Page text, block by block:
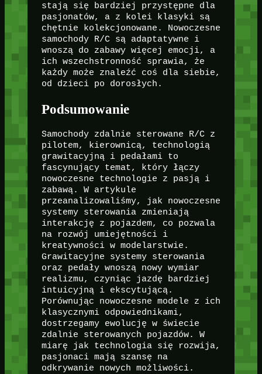
stają się bardziej przystępne dla
pasjonatów, a z kolei klasyki są
chętnie kolekcjonowane. Nowoczesne
samochody R/C są adaptatywne i
wnoszą do zabawy więcej emocji, a
ich wszechstronność sprawia, że
każdy może znaleźć coś dla siebie,
od dzieci po dorosłych.
Podsumowanie
Samochody zdalnie sterowane R/C z
pilotem, kierownicą, technologią
grawitacyjną i pedałami to
fascynujący temat, który łączy
nowoczesne technologie z pasją i
zabawą. W artykule
przeanalizowaliśmy, jak nowoczesne
systemy sterowania zmieniają
interakcję z pojazdem, co pozwala
na rozwój umiejętności i
kreatywności w modelarstwie.
Grawitacyjne systemy sterowania
oraz pedały wnoszą nowy wymiar
realizmu, czyniąc jazdę bardziej
intuicyjną i ekscytującą.
Porównując nowoczesne modele z ich
klasycznymi odpowiednikami,
dostrzegamy ewolucję w świecie
zdalnie sterowanych pojazdów. W
miarę jak technologia się rozwija,
pasjonaci mają szansę na
odkrywanie nowych możliwości.